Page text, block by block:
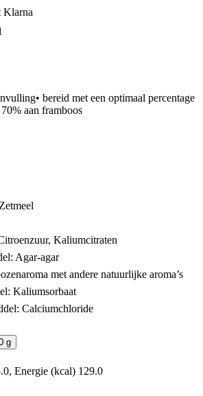
Klarna
bereid met een optimaal percentage
aan framboos
Kaliumcitraten
Agar-agar
met andere natuurlijke aroma’s
Kaliumsorbaat
Calciumchloride
g
Energie (kcal) 129.0